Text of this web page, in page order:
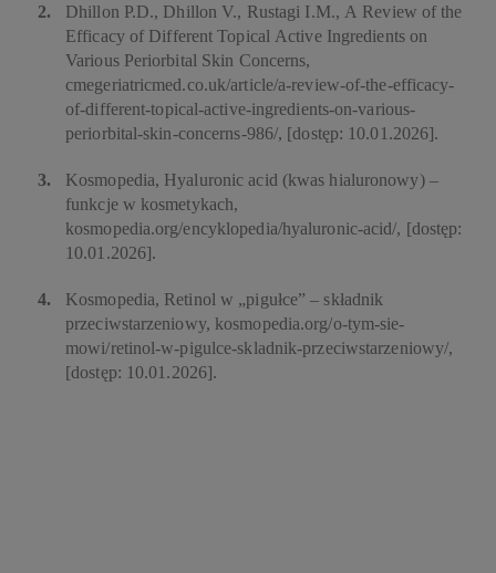
Dhillon P.D., Dhillon V., Rustagi I.M., A Review of the
Efficacy of Different Topical Active Ingredients on
Various Periorbital Skin Concerns,
cmegeriatricmed.co.uk/article/a-review-of-the-efficacy-
of-different-topical-active-ingredients-on-various-
periorbital-skin-concerns-986/, [dostęp: 10.01.2026].
Kosmopedia, Hyaluronic acid (kwas hialuronowy) –
funkcje w kosmetykach,
kosmopedia.org/encyklopedia/hyaluronic-acid/, [dostęp:
10.01.2026].
Kosmopedia, Retinol w „pigułce” – składnik
przeciwstarzeniowy, kosmopedia.org/o-tym-sie-
mowi/retinol-w-pigulce-skladnik-przeciwstarzeniowy/,
[dostęp: 10.01.2026].